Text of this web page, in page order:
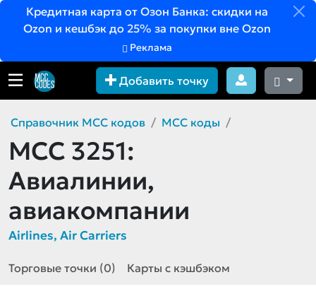
Кредитная карта от Озон Банка: скидки на
Ozon и кешбэк до 25% за покупки вне Ozon
Реклама
Добавить точку
Справочник MCC кодов MCC коды
MCC 3251:
Авиалинии,
авиакомпании
Airlines, Air Carriers
Торговые точки (0) Карты с кэшбэком